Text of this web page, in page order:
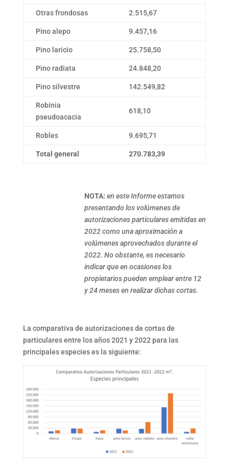
Otras frondosas 2.515,67
Pino alepo 9.457,16
Pino laricio 25.758,50
Pino radiata 24.848,20
Pino silvestre 142.549,82
Robinia
pseudoacacia
618,10
Robles 9.695,71
Total general 270.783,39
NOTA: en este Informe estamos
presentando los volúmenes de
autorizaciones particulares emitidas en
2022 como una aproximación a
volúmenes aprovechados durante el
2022. No obstante, es necesario
indicar que en ocasiones los
propietarios pueden emplear entre 12
y 24 meses en realizar dichas cortas.
La comparativa de autorizaciones de cortas de
particulares entre los años 2021 y 2022 para las
principales especies es la siguiente: